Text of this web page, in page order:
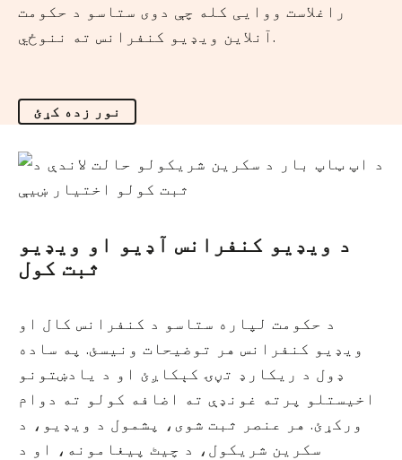
راغلاست ووایی کله چې دوی ستاسو د حکومت
آنلاین ویډیو کنفرانس ته ننوځي.
نور زده کړئ
د ویډیو کنفرانس آډیو او ویډیو
ثبت کول
د حکومت لپاره ستاسو د کنفرانس کال او
ویډیو کنفرانس هر توضیحات ونیسئ. په ساده
ډول د ریکارډ تڼۍ کېکاږئ او د یادښتونو
اخیستلو پرته غونډې ته اضافه کولو ته دوام
ورکړئ. هر عنصر ثبت شوی، پشمول د ویډیو، د
سکرین شریکول، د چیٹ پیغامونه، او د